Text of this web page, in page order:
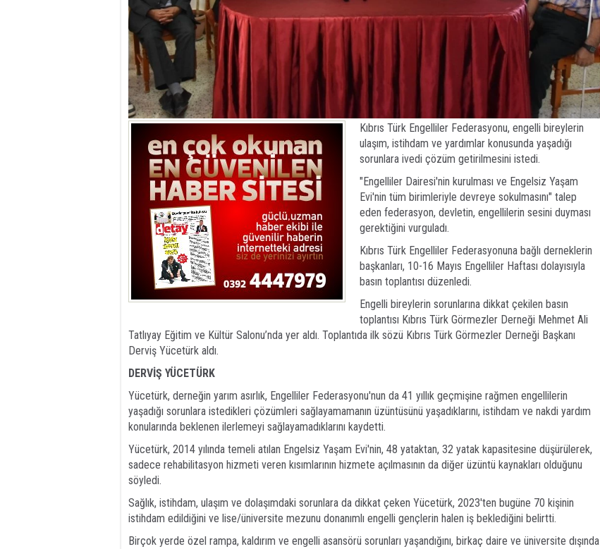
Kıbrıs Türk Engelliler Federasyonu, engelli bireylerin
ulaşım, istihdam ve yardımlar konusunda yaşadığı
sorunlara ivedi çözüm getirilmesini istedi.
"Engelliler Dairesi'nin kurulması ve Engelsiz Yaşam
Evi'nin tüm birimleriyle devreye sokulmasını" talep
eden federasyon, devletin, engellilerin sesini duyması
gerektiğini vurguladı.
Kıbrıs Türk Engelliler Federasyonuna bağlı derneklerin
başkanları, 10-16 Mayıs Engelliler Haftası dolayısıyla
basın toplantısı düzenledi.
Engelli bireylerin sorunlarına dikkat çekilen basın
toplantısı Kıbrıs Türk Görmezler Derneği Mehmet Ali
Tatlıyay Eğitim ve Kültür Salonu’nda yer aldı. Toplantıda ilk sözü Kıbrıs Türk Görmezler Derneği Başkanı
Derviş Yücetürk aldı.
DERVİŞ YÜCETÜRK
Yücetürk, derneğin yarım asırlık, Engelliler Federasyonu'nun da 41 yıllık geçmişine rağmen engellilerin
yaşadığı sorunlara istedikleri çözümleri sağlayamamanın üzüntüsünü yaşadıklarını, istihdam ve nakdi yardım
konularında beklenen ilerlemeyi sağlayamadıklarını kaydetti.
Yücetürk, 2014 yılında temeli atılan Engelsiz Yaşam Evi'nin, 48 yataktan, 32 yatak kapasitesine düşürülerek,
sadece rehabilitasyon hizmeti veren kısımlarının hizmete açılmasının da diğer üzüntü kaynakları olduğunu
söyledi.
Sağlık, istihdam, ulaşım ve dolaşımdaki sorunlara da dikkat çeken Yücetürk, 2023'ten bugüne 70 kişinin
istihdam edildiğini ve lise/üniversite mezunu donanımlı engelli gençlerin halen iş beklediğini belirtti.
Birçok yerde özel rampa, kaldırım ve engelli asansörü sorunları yaşandığını, birkaç daire ve üniversite dışında